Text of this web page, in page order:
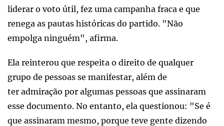
liderar o voto útil, fez uma campanha fraca e que
renega as pautas históricas do partido. "Não
empolga ninguém", afirma.
Ela reinterou que respeita o direito de qualquer
grupo de pessoas se manifestar, além de
ter admiração por algumas pessoas que assinaram
esse documento. No entanto, ela questionou: "Se é
que assinaram mesmo, porque teve gente dizendo